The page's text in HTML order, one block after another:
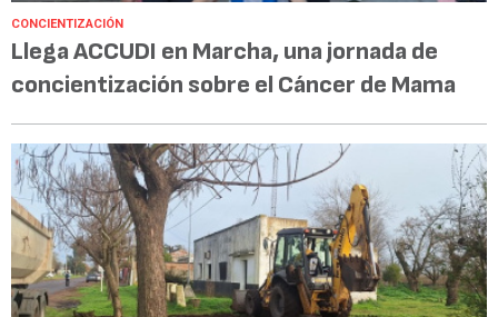
CONCIENTIZACIÓN
Llega ACCUDI en Marcha, una jornada de
concientización sobre el Cáncer de Mama